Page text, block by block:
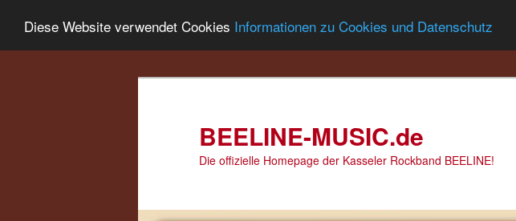
Diese Website verwendet Cookies Informationen zu Cookies und Datenschutz
BEELINE-MUSIC.de
Die offizielle Homepage der Kasseler Rockband BEELINE!